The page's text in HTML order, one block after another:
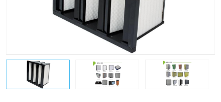
光电车间
过滤器
百级